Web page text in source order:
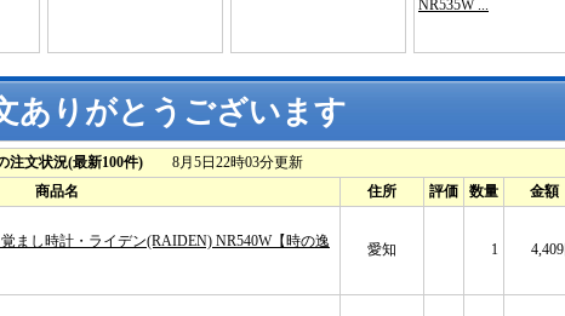
ありがとうございます